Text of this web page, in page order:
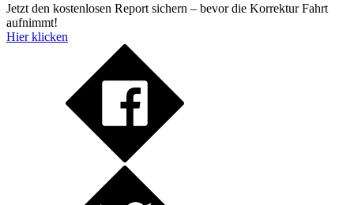
Jetzt den kostenlosen Report sichern – bevor die Korrektur Fahrt
aufnimmt!
Hier klicken